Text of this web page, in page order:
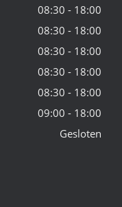
08:30 - 18:00
08:30 - 18:00
08:30 - 18:00
08:30 - 18:00
08:30 - 18:00
09:00 - 18:00
Gesloten